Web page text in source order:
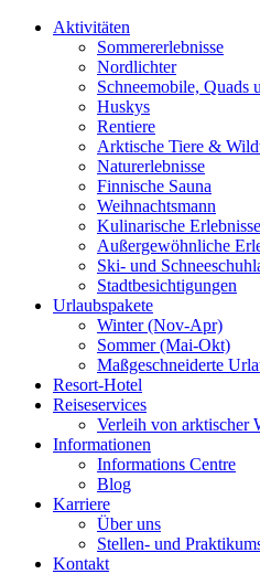
Aktivitäten
Sommererlebnisse
Nordlichter
Schneemobile, Quads
Huskys
Rentiere
Arktische Tiere &
Naturerlebnisse
Finnische Sauna
Weihnachtsmann
Kulinarische Erlebnisse
Au­ßer­gewöhnliche
Ski- und
Stadtbesichtigungen
Urlaubspakete
Winter (Nov-Apr)
Sommer (Mai-Okt)
Maßgeschneiderte
Resort-Hotel
Reiseservices
Verleih von arktischer
Informationen
Informations Centre
Blog
Karriere
Über uns
Stellen- und
Kontakt